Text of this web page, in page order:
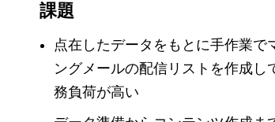
課題
点在したデータをもとに手作業で
ングメールの配信リストを作成し
務負荷が高い